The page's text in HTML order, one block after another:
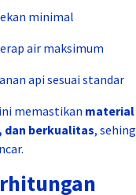
minimal
air maksimum
api sesuai standar
memastikan material
dan berkualitas,